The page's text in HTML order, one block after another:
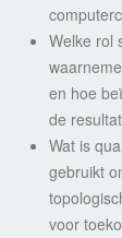
Welke rol
en hoe
de
Wat is
gebruikt
voor